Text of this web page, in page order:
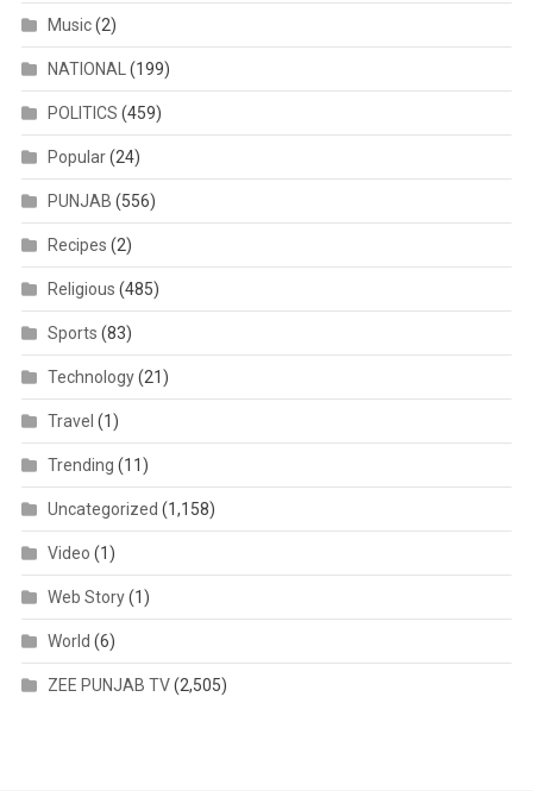
Music(2)
NATIONAL (199)
POLITICS (459)
Popular(24)
PUNJAB (556)
Recipes (2)
Religious (485)
Sports (83)
Technology(21)
Travel (1)
Trending (11)
Uncategorized (1,158)
Video (1)
Web Story(1)
World (6)
ZEE PUNJAB TV(2,505)